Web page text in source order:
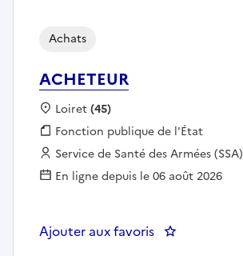
ACHETEUR
Achats
Localisation :
Loiret(45)
Fonction publique :
Fonction publique de l'État
Employeur :
Service de Santé des Armées (SSA)
En ligne depuis le 06 août 2026
Ajouter aux favoris : ACHETEUR